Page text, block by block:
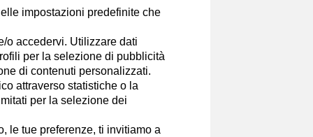
Canali
impostazioni predefinite che
o accedervi. Utilizzare dati
per la selezione di pubblicità
di contenuti personalizzati.
attraverso statistiche o la
per la selezione dei
le tue preferenze, ti invitiamo a